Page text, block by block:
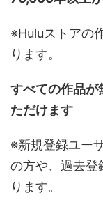
※Huluストアの
ります。
すべての作品が
ただけます
※新規登録ユー
の方や、過去登
ります。